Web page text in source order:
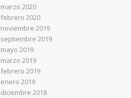
marzo 2020
febrero 2020
noviembre 2019
septiembre 2019
mayo 2019
marzo 2019
febrero 2019
enero 2019
diciembre 2018